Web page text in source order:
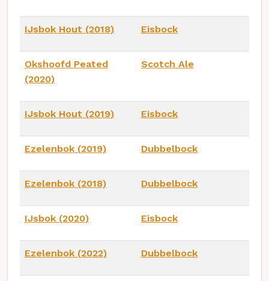
IJsbok Hout (2018) Eisbock
Okshoofd Peated
(2020)
Scotch Ale
IJsbok Hout (2019) Eisbock
Ezelenbok (2019) Dubbelbock
Ezelenbok (2018) Dubbelbock
IJsbok (2020) Eisbock
Ezelenbok (2022) Dubbelbock